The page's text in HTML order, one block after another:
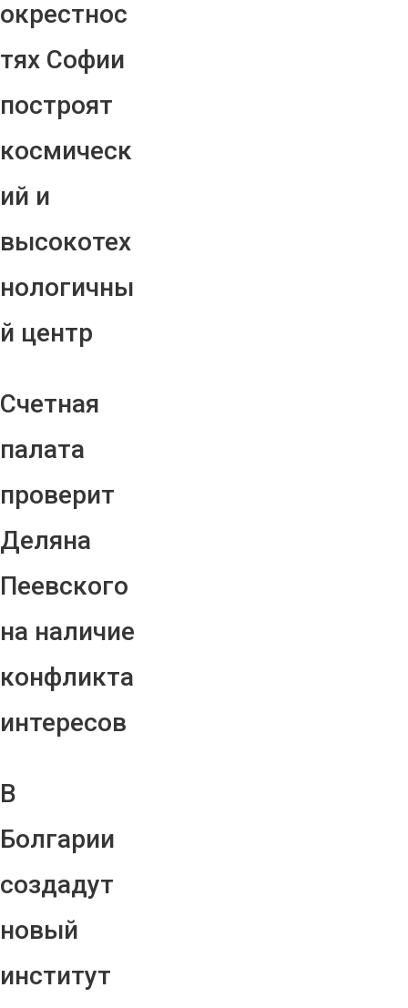
окрестнос
тях Софии
построят
космическ
ий и
высокотех
нологичны
й центр
Счетная
палата
проверит
Деляна
Пеевского
на наличие
конфликта
интересов
В
Болгарии
создадут
новый
институт